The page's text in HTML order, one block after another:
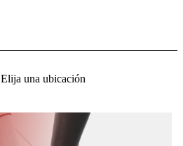
Elija una ubicación